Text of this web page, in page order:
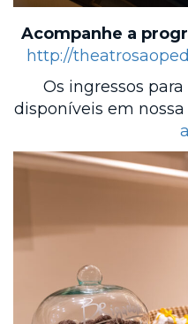
Acompanhe a
http://
Os ingressos
disponíveis em